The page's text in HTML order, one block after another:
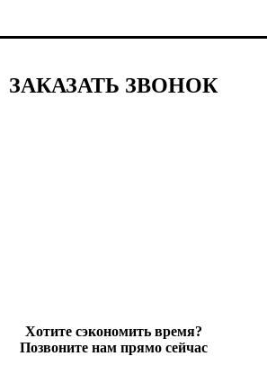
ЗАКАЗАТЬ ЗВОНОК
Хотите сэкономить время?
Позвоните нам прямо сейчас